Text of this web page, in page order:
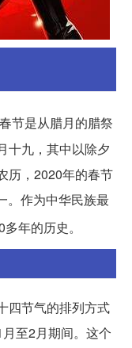
节是从腊月的腊祭
十九，其中以除夕
历，2020年的春节
。作为中华民族最
年的历史。
四节气的排列方式
至2月期间。这个